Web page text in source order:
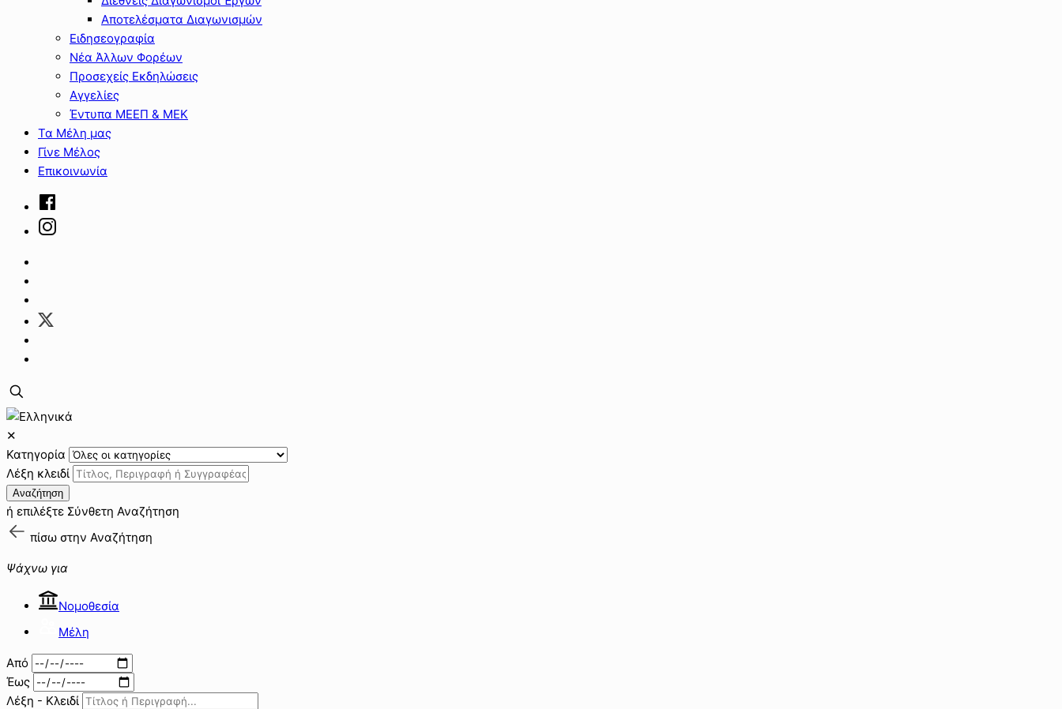
Αποτελέσματα Διαγωνισμών
Ειδησεογραφία
Νέα Άλλων Φορέων
Προσεχείς Εκδηλώσεις
Αγγελίες
Έντυπα ΜΕΕΠ & ΜΕΚ
Τα Μέλη μας
Γίνε Μέλος
Επικοινωνία
✕
Κατηγορία
Λέξη κλειδί
Αναζήτηση
ή επιλέξτε Σύνθετη Αναζήτηση
πίσω στην Αναζήτηση
Ψάχνω για
Νομοθεσία
Μέλη
Από
Έως
Λέξη - Κλειδί